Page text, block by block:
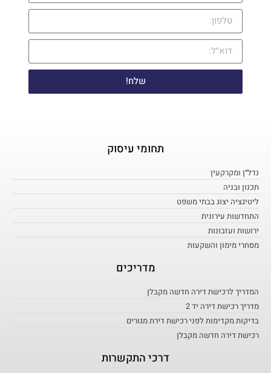
שלח!
תחומי עיסוק
נדל״ן ומקרקעין
תכנון ובניה
ליטיגציה יצוג בבתי משפט
התחדשות עירונית
ירושות ועזבונות
מסחרי מימון והשקעות
מדריכים
המדריך לרכישת דירה חדשה מקבלן
מדריך רכישת דירה יד 2
בדיקות מקדימות לפני רכישת דירת מגורים
רכישת דירה חדשה מקבלן
דרכי התקשרות